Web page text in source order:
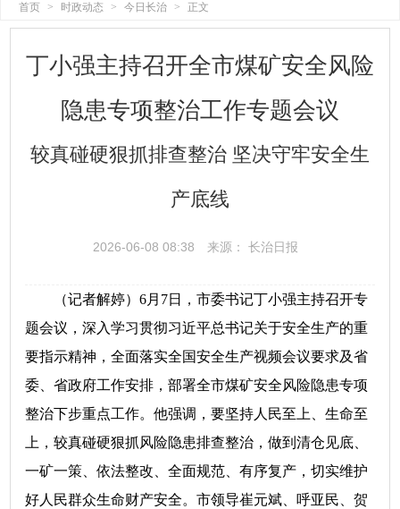
首页 > 时政动态 > 今日长治 > 正文
丁小强主持召开全市煤矿安全风险
隐患专项整治工作专题会议
较真碰硬狠抓排查整治 坚决守牢安全生
产底线
2026-06-08 08:38 来源： 长治日报
（记者解婷）6月7日，市委书记丁小强主持召开专
题会议，深入学习贯彻习近平总书记关于安全生产的重
要指示精神，全面落实全国安全生产视频会议要求及省
委、省政府工作安排，部署全市煤矿安全风险隐患专项
整治下步重点工作。他强调，要坚持人民至上、生命至
上，较真碰硬狠抓风险隐患排查整治，做到清仓见底、
一矿一策、依法整改、全面规范、有序复产，切实维护
好人民群众生命财产安全。市领导崔元斌、呼亚民、贺